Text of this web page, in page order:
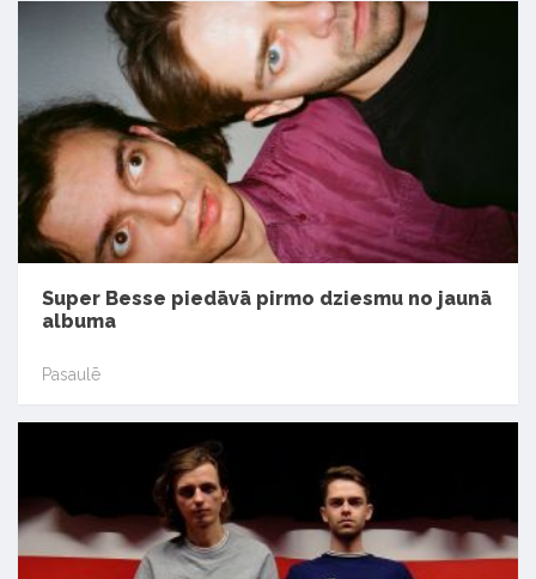
Super Besse piedāvā pirmo dziesmu no jaunā
albuma
Pasaulē